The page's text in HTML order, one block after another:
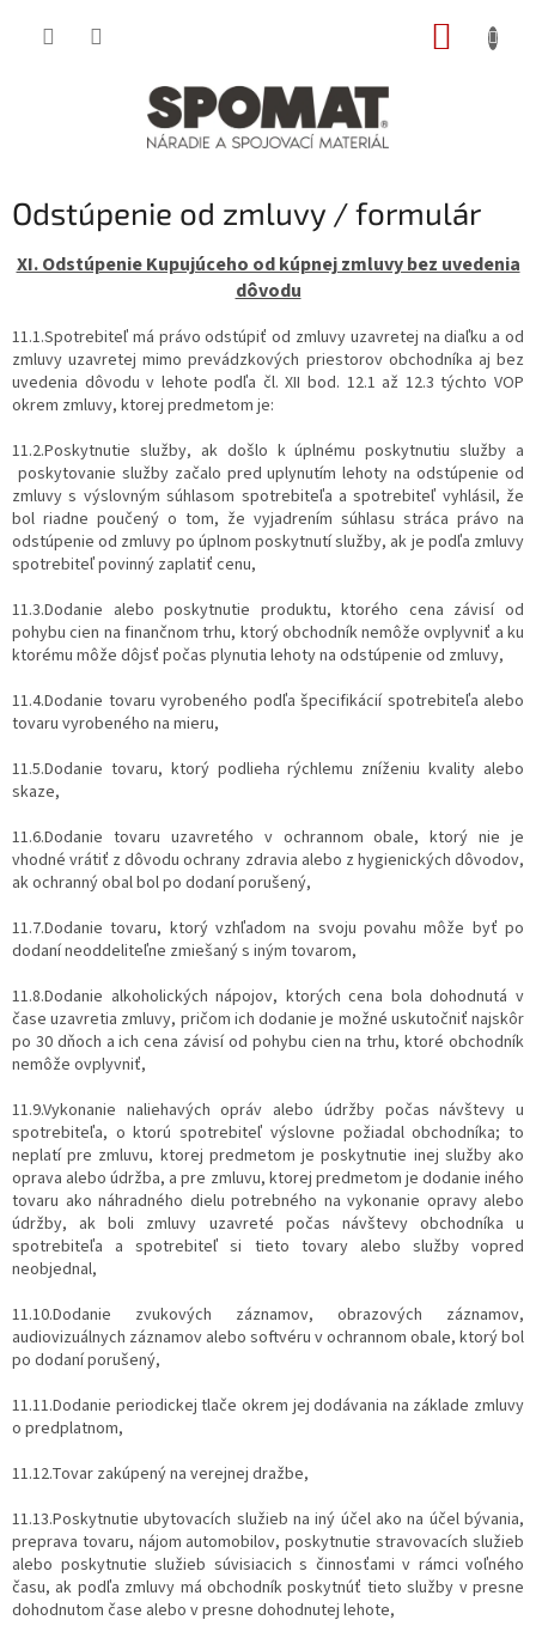
Odstúpenie od zmluvy / formulár
XI. Odstúpenie Kupujúceho od kúpnej zmluvy bez uvedenia
dôvodu
11.1.Spotrebiteľ má právo odstúpiť od zmluvy uzavretej na diaľku a od
zmluvy uzavretej mimo prevádzkových priestorov obchodníka aj bez
uvedenia dôvodu v lehote podľa čl. XII bod. 12.1 až 12.3 týchto VOP
okrem zmluvy, ktorej predmetom je:
11.2.Poskytnutie služby, ak došlo k úplnému poskytnutiu služby a
poskytovanie služby začalo pred uplynutím lehoty na odstúpenie od
zmluvy s výslovným súhlasom spotrebiteľa a spotrebiteľ vyhlásil, že
bol riadne poučený o tom, že vyjadrením súhlasu stráca právo na
odstúpenie od zmluvy po úplnom poskytnutí služby, ak je podľa zmluvy
spotrebiteľ povinný zaplatiť cenu,
11.3.Dodanie alebo poskytnutie produktu, ktorého cena závisí od
pohybu cien na finančnom trhu, ktorý obchodník nemôže ovplyvniť a ku
ktorému môže dôjsť počas plynutia lehoty na odstúpenie od zmluvy,
11.4.Dodanie tovaru vyrobeného podľa špecifikácií spotrebiteľa alebo
tovaru vyrobeného na mieru,
11.5.Dodanie tovaru, ktorý podlieha rýchlemu zníženiu kvality alebo
skaze,
11.6.Dodanie tovaru uzavretého v ochrannom obale, ktorý nie je
vhodné vrátiť z dôvodu ochrany zdravia alebo z hygienických dôvodov,
ak ochranný obal bol po dodaní porušený,
11.7.Dodanie tovaru, ktorý vzhľadom na svoju povahu môže byť po
dodaní neoddeliteľne zmiešaný s iným tovarom,
11.8.Dodanie alkoholických nápojov, ktorých cena bola dohodnutá v
čase uzavretia zmluvy, pričom ich dodanie je možné uskutočniť najskôr
po 30 dňoch a ich cena závisí od pohybu cien na trhu, ktoré obchodník
nemôže ovplyvniť,
11.9.Vykonanie naliehavých opráv alebo údržby počas návštevy u
spotrebiteľa, o ktorú spotrebiteľ výslovne požiadal obchodníka; to
neplatí pre zmluvu, ktorej predmetom je poskytnutie inej služby ako
oprava alebo údržba, a pre zmluvu, ktorej predmetom je dodanie iného
tovaru ako náhradného dielu potrebného na vykonanie opravy alebo
údržby, ak boli zmluvy uzavreté počas návštevy obchodníka u
spotrebiteľa a spotrebiteľ si tieto tovary alebo služby vopred
neobjednal,
11.10.Dodanie zvukových záznamov, obrazových záznamov,
audiovizuálnych záznamov alebo softvéru v ochrannom obale, ktorý bol
po dodaní porušený,
11.11.Dodanie periodickej tlače okrem jej dodávania na základe zmluvy
o predplatnom,
11.12.Tovar zakúpený na verejnej dražbe,
11.13.Poskytnutie ubytovacích služieb na iný účel ako na účel bývania,
preprava tovaru, nájom automobilov, poskytnutie stravovacích služieb
alebo poskytnutie služieb súvisiacich s činnosťami v rámci voľného
času, ak podľa zmluvy má obchodník poskytnúť tieto služby v presne
dohodnutom čase alebo v presne dohodnutej lehote,